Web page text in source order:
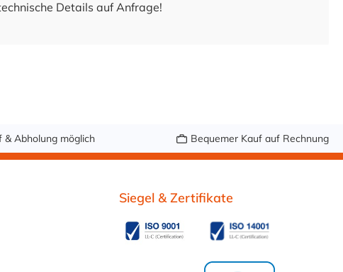
Details auf Anfrage!
& Abholung möglich Bequemer Kauf auf Rechnung
Siegel & Zertifikate